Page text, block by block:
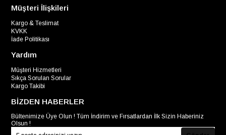
Müşteri İlişkileri
Kargo & Teslimat
KVKK
İade Politikası
Yardım
Müşteri Hizmetleri
Sıkça Sorulan Sorular
Kargo Takibi
BİZDEN HABERLER
Bültenimize Üye Olun ! Tüm İndirim ve Fırsatlardan İlk Sizin Haberiniz
Olsun !